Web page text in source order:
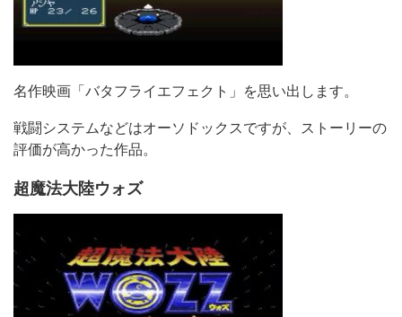
名作映画「バタフライエフェクト」を思い出します。
戦闘システムなどはオーソドックスですが、ストーリーの
評価が高かった作品。
超魔法大陸ウォズ